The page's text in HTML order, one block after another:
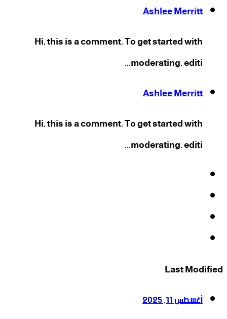
Ashlee Merritt
Hi, this is a comment. To get started with
moderating, editi...
Ashlee Merritt
Hi, this is a comment. To get started with
moderating, editi...
Last Modified
أغسطس 11, 2025